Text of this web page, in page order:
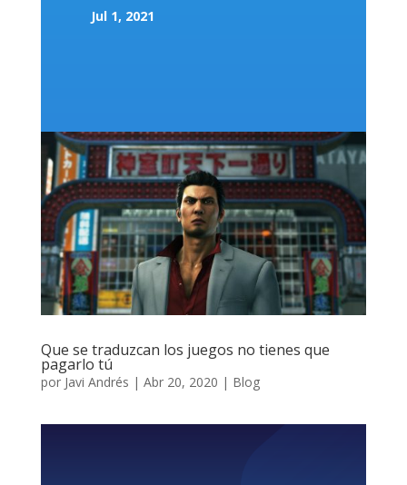
Jul 1, 2021
Que se traduzcan los juegos no tienes que
pagarlo tú
por Javi Andrés | Abr 20, 2020 | Blog